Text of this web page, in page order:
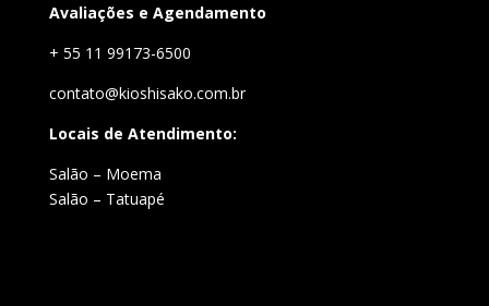
Avaliações e Agendamento
+ 55 11 99173-6500
contato@kioshisako.com.br
Locais de Atendimento:
Salão – Moema
Salão – Tatuapé